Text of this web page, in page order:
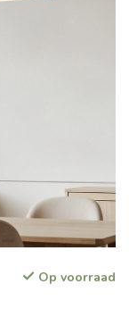
Op voorraad